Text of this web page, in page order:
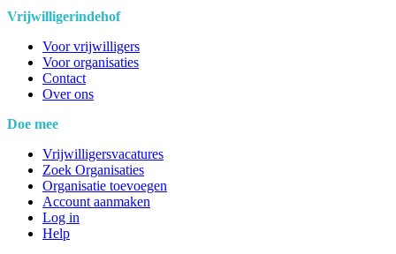
Vrijwilligerindehof
Voor vrijwilligers
Voor organisaties
Contact
Over ons
Doe mee
Vrijwilligersvacatures
Zoek Organisaties
Organisatie toevoegen
Account aanmaken
Log in
Help